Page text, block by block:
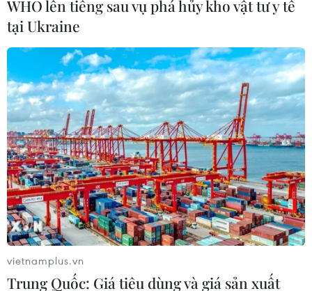
WHO lên tiếng sau vụ phá hủy kho vật tư y tế
tại Ukraine
vietnamplus.vn
Trung Quốc: Giá tiêu dùng và giá sản xuất